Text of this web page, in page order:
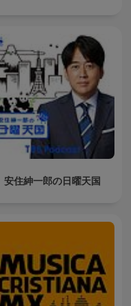
安住紳一郎の日曜天国